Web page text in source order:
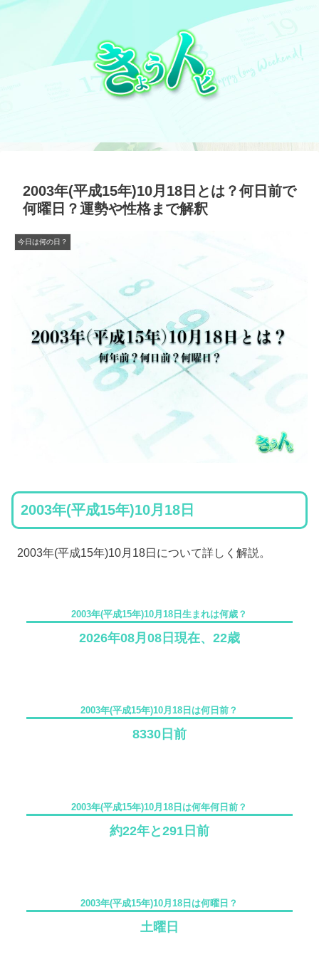
2003年(平成15年)10月18日とは？何日前で
何曜日？運勢や性格まで解釈
今日は何の日？
2003年(平成15年)10月18日
2003年(平成15年)10月18日について詳しく解説。
2003年(平成15年)10月18日生まれは何歳？
2026年08月08日現在、22歳
2003年(平成15年)10月18日は何日前？
8330日前
2003年(平成15年)10月18日は何年何日前？
約22年と291日前
2003年(平成15年)10月18日は何曜日？
土曜日